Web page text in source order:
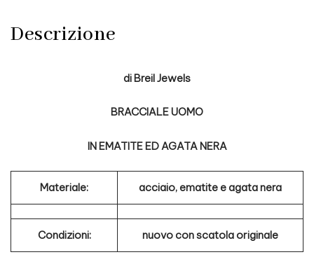
Descrizione
diBreil Jewels
BRACCIALE UOMO
IN EMATITE ED AGATA NERA
Materiale: acciaio, ematite e agata nera
Condizioni: nuovo con scatola originale